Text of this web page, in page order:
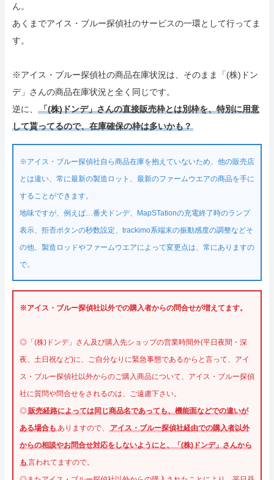
ん。
あくまでアイス・ブルー探偵社のサービスの一環として行ってま
す。
※アイス・ブルー探偵社の商品在庫状況は、そのまま「(株)ドン
デ」さんの商品在庫状況と全く同じです。
逆に、
「(株)ドンデ」さんの直接販売枠とは別枠を、特別に用意
して貰ってるので、在庫確保の枠は多いかも？
※アイス・ブルー探偵社自ら商品在庫を抱えていないため、他の販売店
とは違い、常に最新の製造ロット、最新のファームウエアの商品を手に
することができます。
地味ですが、例えば…番犬ドンデ、MapSTationの充電終了時のランプ
表示、拒否ボタンの秒数設定、trackimo系端末の振動感度の調整などそ
の他、製造ロッドやファームウエアによって変更点は、常にありますの
で。
※アイス・ブルー探偵社以外での購入者からの問合せが増えてます。
◎「(株)ドンデ」さん及び購入先ショップの営業時間外(平日夜間・深
夜、土日祝など)に、ご自分なりに緊急事態であるからと言って、アイ
ス・ブルー探偵社以外からのご購入商品について、アイス・ブルー探偵
社に質問や問合せをされるのは、ご遠慮下さい。
◎ 販売経路によっては同じ商品名であっても、機能面などでの違いが
ある場合もありますので、
アイス・ブルー探偵社経由での購入者以外
からの相談やお問合せ対応をしないようにと、「(株)ドンデ」さんから
も言われてますので。